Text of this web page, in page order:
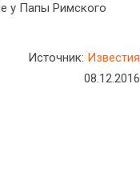
у Папы Римского
Источник: Известия
08.12.2016